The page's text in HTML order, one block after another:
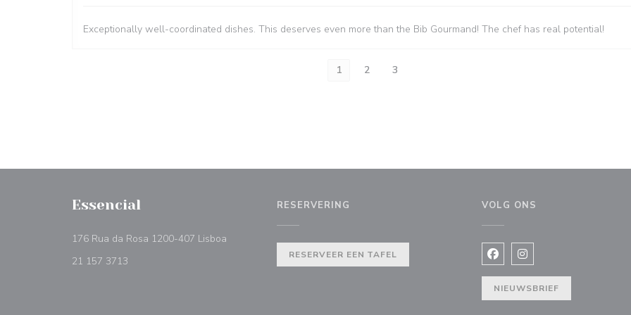
Exceptionally well-coordinated dishes. This deserves even more than the Bib Gourmand! The chef has real potential!
1 2 3
Essencial
176 Rua da Rosa 1200-407 Lisboa
21 157 3713
RESERVERING
RESERVEER EEN TAFEL
VOLG ONS
Facebook ((opent in een
Instagram ((opent in
NIEUWSBRIEF